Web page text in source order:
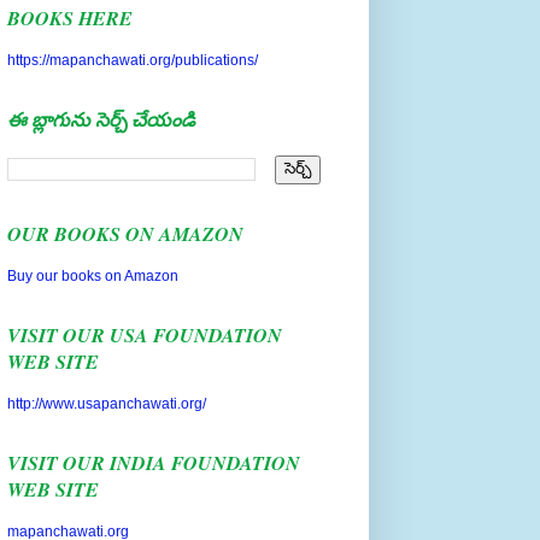
WEB SITE
WEB SITE